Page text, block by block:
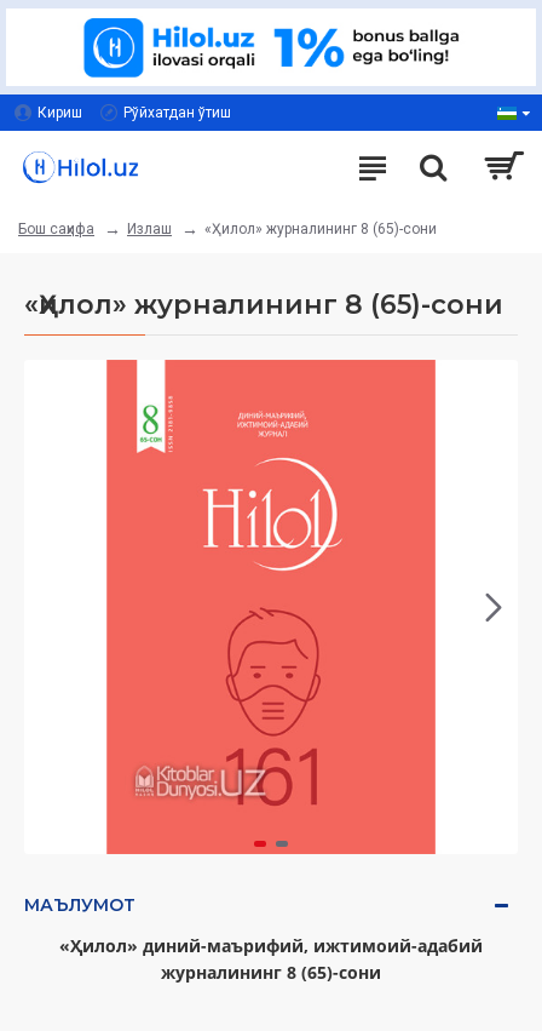
Кириш Рўйхатдан ўтиш
Бош саҳифа Излаш «Ҳилол» журналининг 8 (65)-сони
«Ҳилол» журналининг 8 (65)-сони
МАЪЛУМОТ
«Ҳилол» диний-маърифий, ижтимоий-адабий
журналининг 8 (65)-сони